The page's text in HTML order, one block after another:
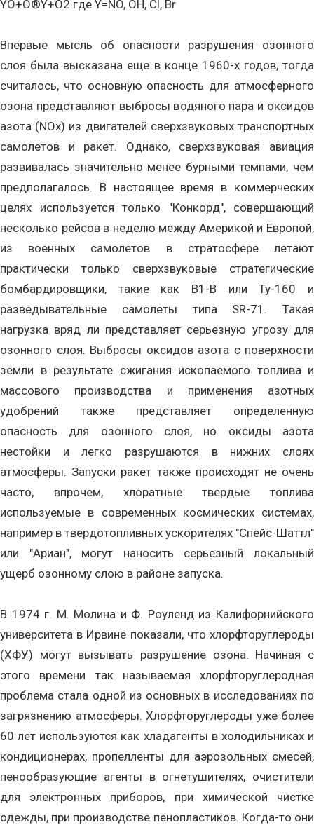
YO+O®Y+O2 где Y=NO, OH, Cl, Br
Впервые мысль об опасности разрушения озонного
слоя была высказана еще в конце 1960-х годов, тогда
считалось, что основную опасность для атмосферного
озона представляют выбросы водяного пара и оксидов
азота (NOx) из двигателей сверхзвуковых транспортных
самолетов и ракет. Однако, сверхзвуковая авиация
развивалась значительно менее бурными темпами, чем
предполагалось. В настоящее время в коммерческих
целях используется только "Конкорд", совершающий
несколько рейсов в неделю между Америкой и Европой,
из военных самолетов в стратосфере летают
практически только сверхзвуковые стратегические
бомбардировщики, такие как B1-B или Ту-160 и
разведывательные самолеты типа SR-71. Такая
нагрузка вряд ли представляет серьезную угрозу для
озонного слоя. Выбросы оксидов азота с поверхности
земли в результате сжигания ископаемого топлива и
массового производства и применения азотных
удобрений также представляет определенную
опасность для озонного слоя, но оксиды азота
нестойки и легко разрушаются в нижних слоях
атмосферы. Запуски ракет также происходят не очень
часто, впрочем, хлоратные твердые топлива
используемые в современных космических системах,
например в твердотопливных ускорителях "Спейс-Шаттл"
или "Ариан", могут наносить серьезный локальный
ущерб озонному слою в районе запуска.
В 1974 г. М. Молина и Ф. Роуленд из Калифорнийского
университета в Ирвине показали, что хлорфторуглероды
(ХФУ) могут вызывать разрушение озона. Начиная с
этого времени так называемая хлорфторуглеродная
проблема стала одной из основных в исследованиях по
загрязнению атмосферы. Хлорфторуглероды уже более
60 лет используются как хладагенты в холодильниках и
кондиционерах, пропелленты для аэрозольных смесей,
пенообразующие агенты в огнетушителях, очистители
для электронных приборов, при химической чистке
одежды, при производстве пенопластиков. Когда-то они